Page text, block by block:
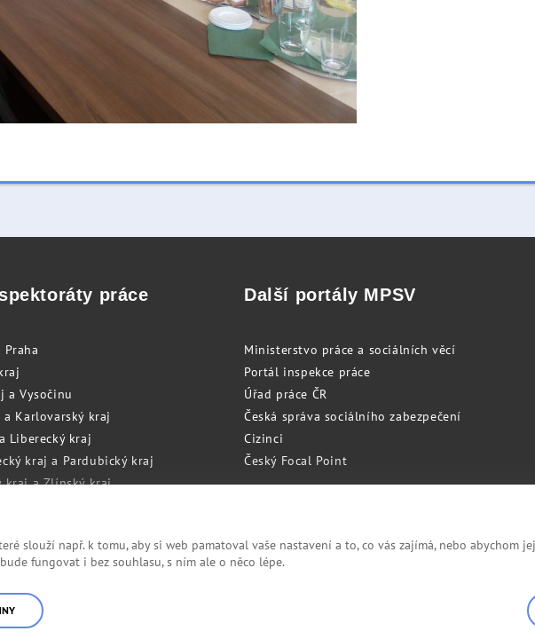
práce
a Vysočinu
a Karlovarský kraj
Liberecký kraj
kraj a Pardubický kraj
kraj a Zlínský kraj
kraj a Olomoucký kraj
Další portály MPSV
Ministerstvo práce a sociálních věcí
Portál inspekce práce
Úřad práce ČR
Česká správa sociálního zabezpečení
Cizinci
Český Focal Point
slouží např. k tomu, aby si web pamatoval vaše nastavení a to, co vás zajímá, nebo abychom
fungovat i bez souhlasu, s ním ale o něco lépe.